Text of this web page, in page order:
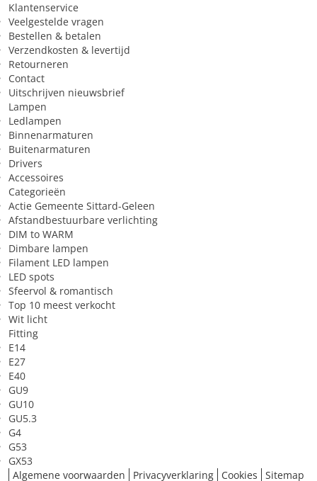
Kleurtype
Lichtkleur
Bundelbreedte
Lichtsterkte (Candela)
Lichthoeveelheid (lumen)
Toepassing
Geschikt voor constante
spanning
Sfeer van het licht Sfeervol/kalm/gezellig
Klantenservice
Veelgestelde vragen
Bestellen & betalen
Verzendkosten & levertijd
Retourneren
Contact
Uitschrijven nieuwsbrief
Lampen
Ledlampen
Binnenarmaturen
Buitenarmaturen
Drivers
Accessoires
Categorieën
Actie Gemeente Sittard-Geleen
Afstandbestuurbare verlichting
DIM to WARM
Dimbare lampen
Filament LED lampen
LED spots
Sfeervol & romantisch
Top 10 meest verkocht
Wit licht
Fitting
E14
E27
E40
GU9
GU10
GU5.3
G4
G53
GX53
Algemene voorwaarden
Privacyverklaring Cookies Sitemap